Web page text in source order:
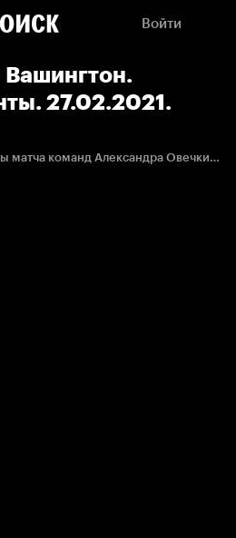
Войти
27.02.2021.
Все голы и лучшие моменты матча команд Александра Овечкина и Никиты Гусева